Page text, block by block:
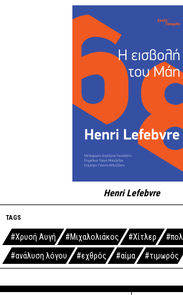
Henri Lefebvre
TAGS
#Χρυσή Αυγή #Μιχαλολιάκος #Χίτλερ
#ανάλυση λόγου
#εχθρός #αίμα #τιμωρός